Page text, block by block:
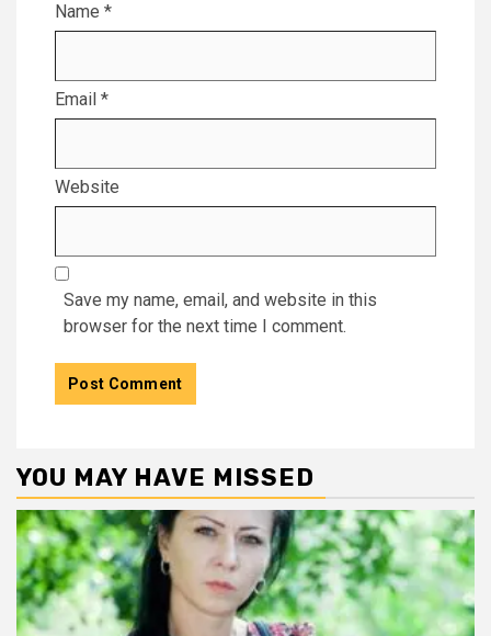
Name *
Email *
Website
Save my name, email, and website in this
browser for the next time I comment.
YOU MAY HAVE MISSED